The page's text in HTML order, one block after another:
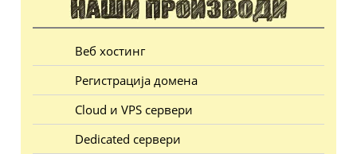
Веб хостинг
Регистрација домена
Cloud и VPS сервери
Dedicated сервери